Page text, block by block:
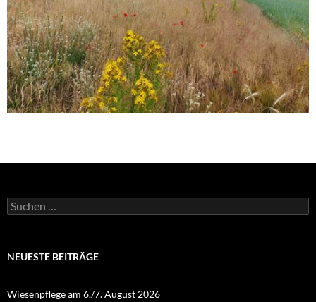
Suchen
nach:
NEUESTE BEITRÄGE
Wiesenpflege am 6./7. August 2026